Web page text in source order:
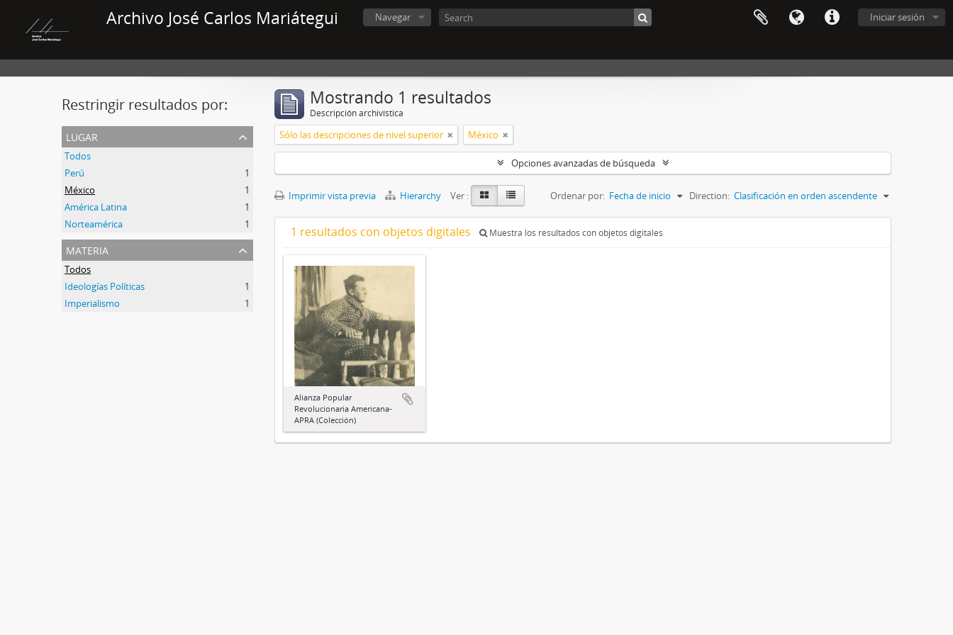
Archivo José Carlos Mariátegui Iniciar sesión
Navegar
Restringir resultados por:
lugar
Todos
Perú
1
México
1
América Latina
1
Norteamérica
1
materia
Todos
Ideologías Políticas
1
Imperialismo
1
Mostrando 1 resultados
Descripción archivística
Sólo las descripciones de nivel superior México
Opciones avanzadas de búsqueda
Imprimir vista previa Hierarchy Ver : Ordenar por: Fecha de inicio Direction: Clasificación en orden ascendente
1 resultados con objetos digitales Muestra los resultados con objetos digitales
Alianza Popular
Revolucionaria Americana-
APRA (Colección)